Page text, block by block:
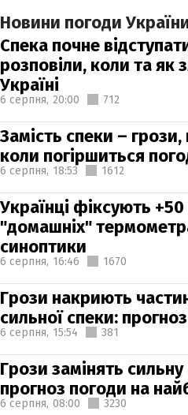
Новини погоди
Спека почне
розповіли, коли та як
Україні
6 серпня, 20:00 712
Замість спеки – грози,
коли погіршиться
6 серпня, 18:53 1612
Українці фіксують +50
"домашніх"
синоптики
6 серпня, 16:46 1670
Грози накриють
сильної спеки:
6 серпня, 15:54 381
Грози замінять
прогноз погоди на
6 серпня, 08:00 3230